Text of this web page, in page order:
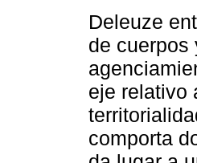
Deleuze
de cuerpos
eje relativo
comporta